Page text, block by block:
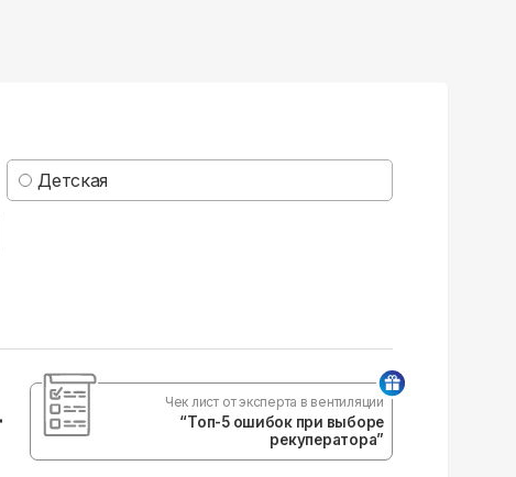
Детская
Чек лист от эксперта в вентиляции
“Топ-5 ошибок при выборе
рекуператора”